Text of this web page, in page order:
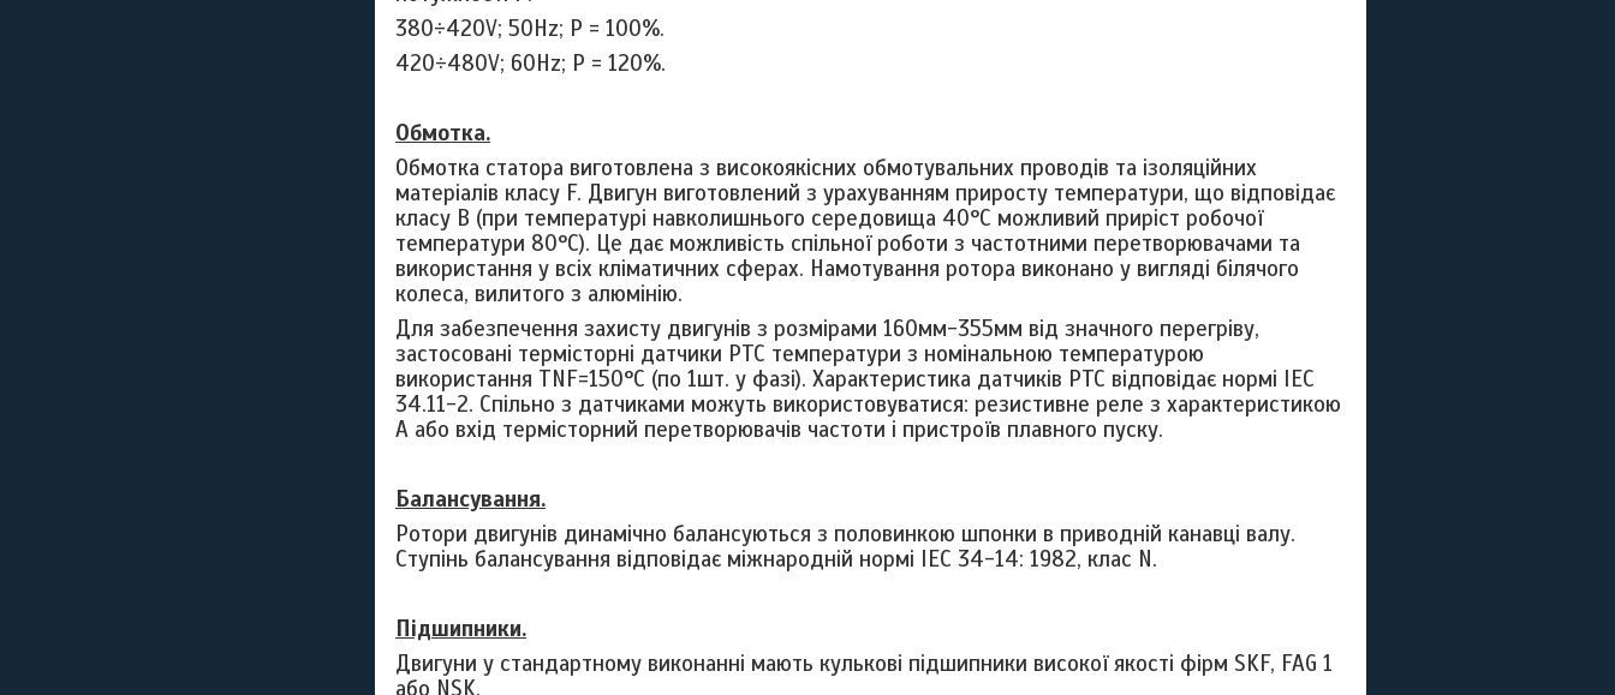
380÷420V; 50Hz; P = 100%.
420÷480V; 60Hz; P = 120%.
Обмотка.
Обмотка статора виготовлена ​​з високоякісних обмотувальних проводів та ізоляційних
матеріалів класу F. Двигун виготовлений з урахуванням приросту температури, що відповідає
класу B (при температурі навколишнього середовища 40°С можливий приріст робочої
температури 80°С). Це дає можливість спільної роботи з частотними перетворювачами та
використання у всіх кліматичних сферах. Намотування ротора виконано у вигляді білячого
колеса, вилитого з алюмінію.
Для забезпечення захисту двигунів з розмірами 160мм-355мм від значного перегріву,
застосовані термісторні датчики PTC температури з номінальною температурою
використання TNF=150°C (по 1шт. у фазі). Характеристика датчиків PTC відповідає нормі IEC
34.11-2. Спільно з датчиками можуть використовуватися: резистивне реле з характеристикою
А або вхід термісторний перетворювачів частоти і пристроїв плавного пуску.
Балансування.
Ротори двигунів динамічно балансуються з половинкою шпонки в приводній канавці валу.
Ступінь балансування відповідає міжнародній нормі IEC 34-14: 1982, клас N.
Підшипники.
Двигуни у стандартному виконанні мають кулькові підшипники високої якості фірм SKF, FAG 1
або NSK.